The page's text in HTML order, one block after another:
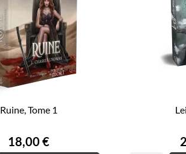
Ruine, Tome 1
Prix
18,00 €